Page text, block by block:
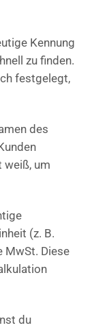
Kennung
zu finden.
festgelegt,
des
um
(z. B.
MwSt. Diese
du